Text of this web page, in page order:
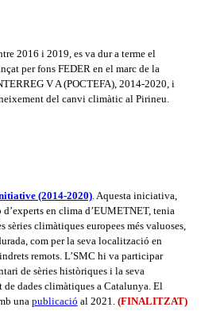
2016 i 2019, es va dur a terme el
per fons FEDER en el marc de la
V A (POCTEFA), 2014-2020, i
del canvi climàtic al Pirineu.
(2014-2020). Aquesta iniciativa,
en clima d’EUMETNET, tenia
climàtiques europees més valuoses,
com per la seva localització en
remots. L’SMC hi va participar
de sèries històriques i la seva
de dades climàtiques a Catalunya. El
una publicació al 2021. (FINALITZAT)